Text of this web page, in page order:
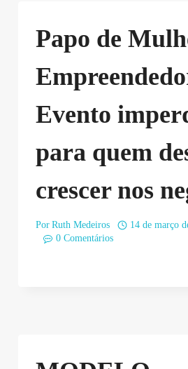
Papo de
Evento
para quem
crescer nos
Por Ruth Medeiros
14 de março
0 Comentários